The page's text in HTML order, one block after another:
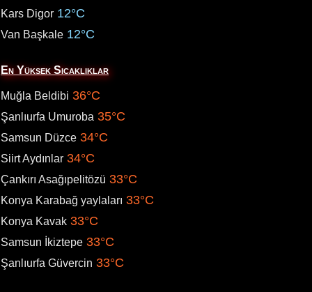
Kars Digor 12°C
Van Başkale 12°C
En Yüksek Sıcaklıklar
Muğla Beldibi 36°C
Şanlıurfa Umuroba 35°C
Samsun Düzce 34°C
Siirt Aydınlar 34°C
Çankırı Asağıpelitözü 33°C
Konya Karabağ yaylaları 33°C
Konya Kavak 33°C
Samsun İkiztepe 33°C
Şanlıurfa Güvercin 33°C